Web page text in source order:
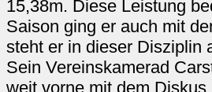
15,38m. Diese Leistung
Saison ging er auch mit
steht er in dieser Disziplin
Sein Vereinskamerad
weit vorne mit dem